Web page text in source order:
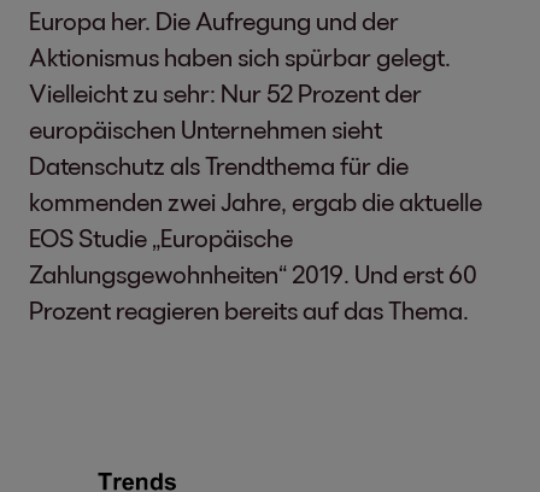
Europa her. Die Aufregung und der
Aktionismus haben sich spürbar gelegt.
Vielleicht zu sehr: Nur 52 Prozent der
europäischen Unternehmen sieht
Datenschutz als Trendthema für die
kommenden zwei Jahre, ergab die aktuelle
EOS Studie „Europäische
Zahlungsgewohnheiten“ 2019. Und erst 60
Prozent reagieren bereits auf das Thema.